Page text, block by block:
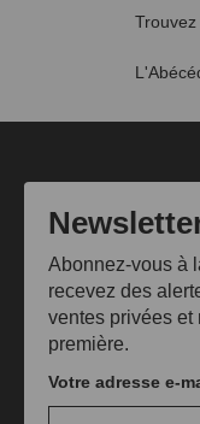
Abonnez-vous à
recevez des
ventes privées et
première.
Votre adresse e-